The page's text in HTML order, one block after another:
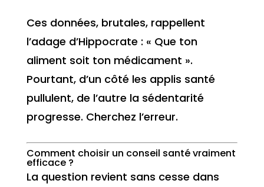
Ces données, brutales, rappellent
l’adage d’Hippocrate : « Que ton
aliment soit ton médicament ».
Pourtant, d’un côté les applis santé
pullulent, de l’autre la sédentarité
progresse. Cherchez l’erreur.
Comment choisir un conseil santé vraiment
efficace ?
La question revient sans cesse dans